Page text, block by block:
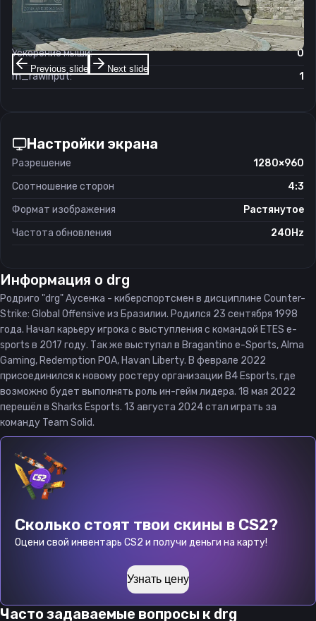
Previous slide Next slide
Чувствительность мыши в зуме:
1
Чувствительность мыши в Windows:
6/11
Ускорение мыши:
0
m_rawinput:
1
Настройки экрана
Разрешение
1280×960
Соотношение сторон
4:3
Формат изображения
Растянутое
Частота обновления
240Hz
Информация о drg
Родриго "drg" Аусенка - киберспортсмен в дисциплине Counter-
Strike: Global Offensive из Бразилии. Родился 23 сентября 1998
года. Начал карьеру игрока с выступления с командой ETES e-
sports в 2017 году. Так же выступал в Bragantino e-Sports, Alma
Gaming, Redemption POA, Havan Liberty. В феврале 2022
присоединился к новому ростеру организации B4 Esports, где
возможно будет выполнять роль ин-гейм лидера. 18 мая 2022
перешёл в Sharks Esports. 13 августа 2024 стал играть за
команду Team Solid.
Сколько стоят твои скины в CS2?
Оцени свой инвентарь CS2 и получи деньги на карту!
Узнать цену
Часто задаваемые вопросы к drg